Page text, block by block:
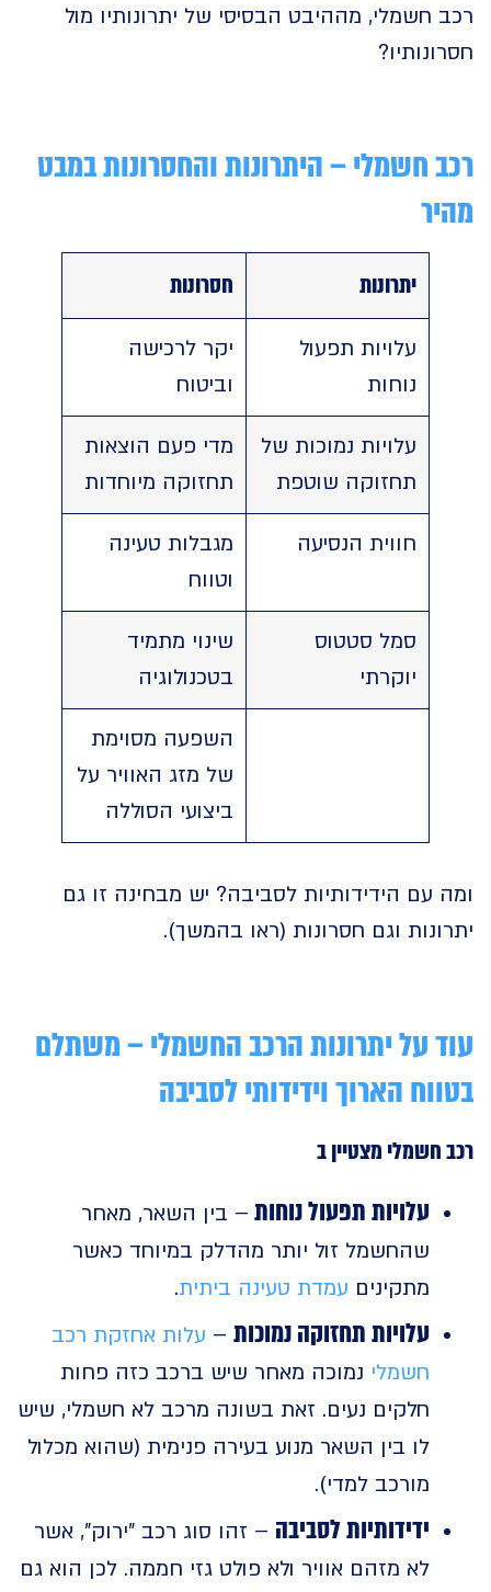
חשמלי, מההיבט הבסיסי של יתרונותיו מול
חשמלי – היתרונות והחסרונות במבט
יתרונות חסרונות
עלויות תפעול
יקר לרכישה
וביטוח
עלויות נמוכות של
תחזוקה שוטפת
מדי פעם הוצאות
תחזוקה מיוחדות
חווית הנסיעה
מגבלות טעינה
סמל סטטוס
יוקרתי
שינוי מתמיד
בטכנולוגיה
השפעה מסוימת
של מזג האוויר על
ביצועי הסוללה
עם הידידותיות לסביבה? יש מבחינה זו גם
וגם חסרונות (ראו בהמשך).
על יתרונות הרכב החשמלי – משתלם
הארוך וידידותי לסביבה
חשמלי מצטיין ב
עלויות תפעול נוחות– בין השאר, מאחר
שהחשמל זול יותר מהדלק במיוחד כאשר
מתקיניםעמדת טעינה ביתית.
עלויות תחזוקה נמוכות–עלות אחזקת רכב
חשמלינמוכה מאחר שיש ברכב כזה פחות
חלקים נעים. זאת בשונה מרכב לא חשמלי, שיש
לו בין השאר מנוע בעירה פנימית (שהוא מכלול
מורכב למדי).
ידידותיות לסביבה– זהו סוג רכב "ירוק", אשר
לא מזהם אוויר ולא פולט גזי חממה. לכן הוא גם